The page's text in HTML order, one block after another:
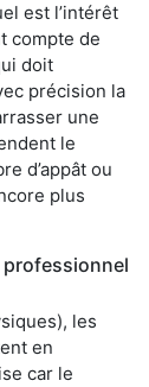
est l’intérêt
compte de
doit
précision la
une
le
d’appât ou
plus
professionnel
les
en
car le